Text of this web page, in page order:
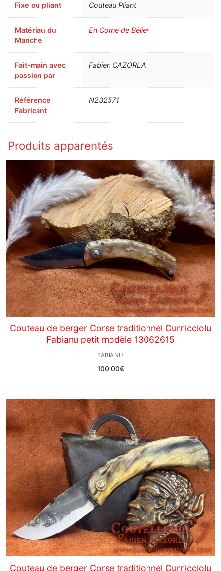
Fixe ou pliant Couteau Pliant
Matériau du
Manche
En Corne de Bélier
Fait-main avec
passion par
Fabien CAZORLA
Référence
Fabricant
N232571
Produits apparentés
Couteau de berger Corse traditionnel Curnicciolu
Fabianu petit modèle 13062615
FABIANU
100.00€
Couteau de berger Corse traditionnel Curnicciolu